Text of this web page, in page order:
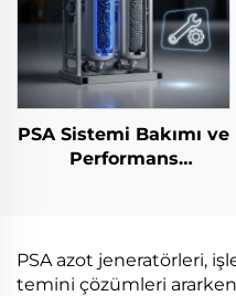
PSA Sistemi Bakımı ve
Performans
PSA azot jeneratörleri,
temini çözümleri